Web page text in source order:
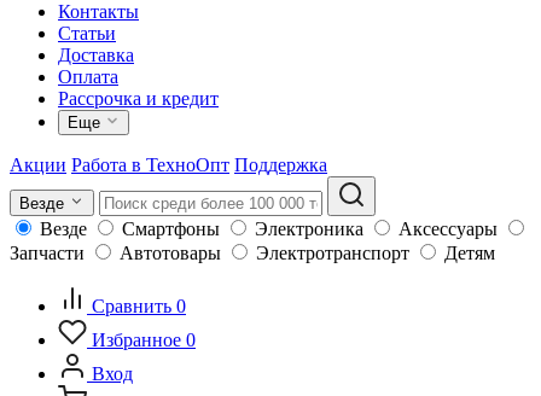
Контакты
Статьи
Доставка
Оплата
Рассрочка и кредит
Еще
Акции Работа в ТехноОпт Поддержка
Везде
Везде Смартфоны Электроника
Аксессуары
Запчасти
Автотовары Электротранспорт Детям
Сравнить 0
Избранное 0
Вход